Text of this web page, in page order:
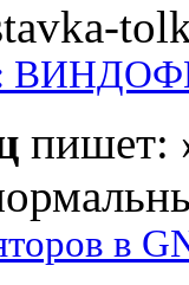
пишет:
в